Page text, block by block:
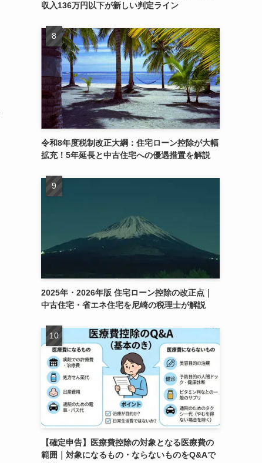
収入136万円以下が新しい判定ライン
令和8年度税制改正大綱：住宅ローン控除が大幅
拡充！5年延長と中古住宅への優遇措置を解説
2025年・2026年版 住宅ローン控除の改正点｜
中古住宅・省エネ住宅を尼崎の税理士が解説
【確定申告】医療費控除の対象となる医療費の
範囲｜対象になるもの・ならないものをQ&Aで